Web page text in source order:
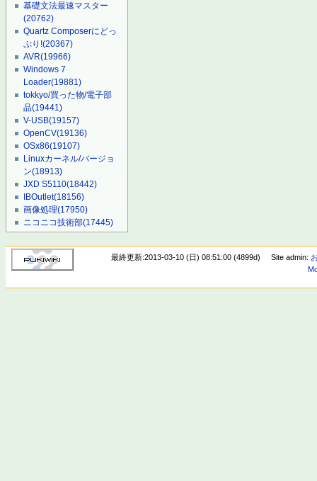
基礎文法最速マスター
(20762)
Quartz Composerにどっ
ぷり!(20367)
AVR(19966)
Windows 7
Loader(19881)
tokkyo/買った物/電子部
品(19441)
V-USB(19157)
OpenCV(19136)
OSx86(19107)
Linuxカーネル/バージョ
ン(18913)
JXD S5110(18442)
IBOutlet(18156)
画像処理(17950)
ニコニコ技術部(17445)
最終更新:2013-03-10 (日) 08:51:00 (4899d) Site admin: